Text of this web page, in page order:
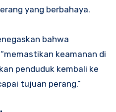
yang berbahaya.
bahwa
keamanan di
penduduk kembali ke
tujuan perang.”